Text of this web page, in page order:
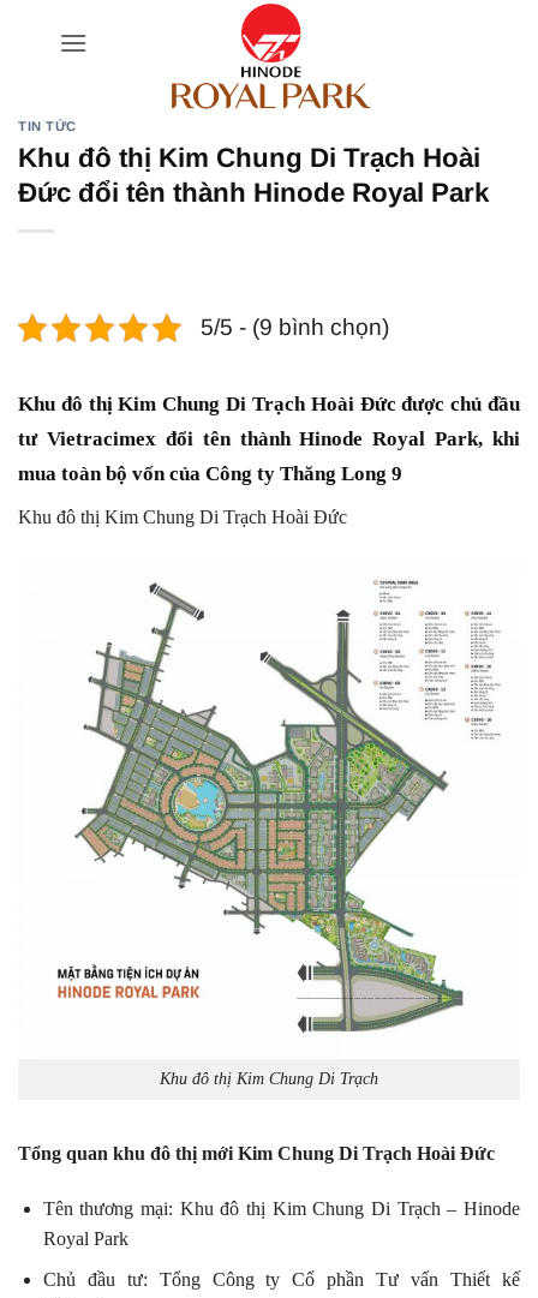
TIN TỨC
Khu đô thị Kim Chung Di Trạch Hoài
Đức đổi tên thành Hinode Royal Park
5/5 - (9 bình chọn)
Khu đô thị Kim Chung Di Trạch Hoài Đức được chủ đầu
tư Vietracimex đổi tên thành Hinode Royal Park, khi
mua toàn bộ vốn của Công ty Thăng Long 9
Khu đô thị Kim Chung Di Trạch Hoài Đức
Khu đô thị Kim Chung Di Trạch
Tổng quan khu đô thị mới Kim Chung Di Trạch Hoài Đức
Tên thương mại: Khu đô thị Kim Chung Di Trạch – Hinode
Royal Park
Chủ đầu tư: Tổng Công ty Cổ phần Tư vấn Thiết kế